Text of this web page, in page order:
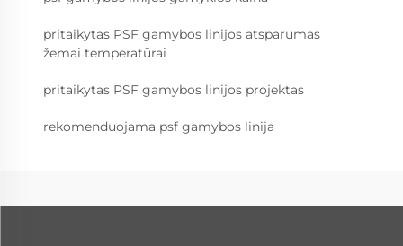
pritaikytas PSF gamybos linijos atsparumas
žemai temperatūrai
pritaikytas PSF gamybos linijos projektas
rekomenduojama psf gamybos linija